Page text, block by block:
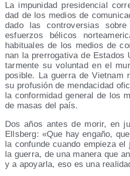
La impu­ni­dad pre­si­den­cial
dad de los medios de
da­do las con­tro­ver­sias
esfuer­zos béli­cos
habi­tua­les de los medios de
nan la pre­rro­ga­ti­va de
tar­men­te su volun­tad en el
posi­ble. La gue­rra de Viet­nam
su pro­fu­sión de men­da­ci­dad
la con­for­mi­dad gene­ral de los
de masas del país.
Dos años antes de morir, en
Ells­berg: «Que hay enga­ño,
la con­fun­de cuan­do empie­za el
la gue­rra, de una mane­ra que
y a apo­yar­la, eso es una